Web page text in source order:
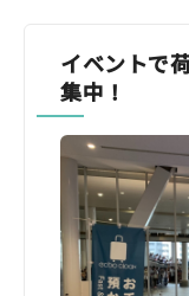
イベントで
集中！